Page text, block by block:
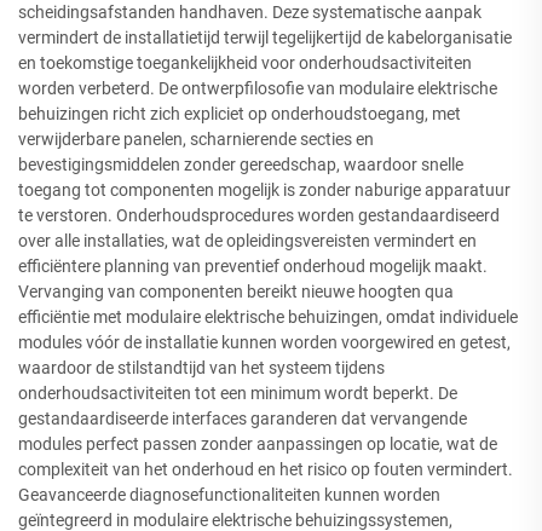
scheidingsafstanden handhaven. Deze systematische aanpak
vermindert de installatietijd terwijl tegelijkertijd de kabelorganisatie
en toekomstige toegankelijkheid voor onderhoudsactiviteiten
worden verbeterd. De ontwerpfilosofie van modulaire elektrische
behuizingen richt zich expliciet op onderhoudstoegang, met
verwijderbare panelen, scharnierende secties en
bevestigingsmiddelen zonder gereedschap, waardoor snelle
toegang tot componenten mogelijk is zonder naburige apparatuur
te verstoren. Onderhoudsprocedures worden gestandaardiseerd
over alle installaties, wat de opleidingsvereisten vermindert en
efficiëntere planning van preventief onderhoud mogelijk maakt.
Vervanging van componenten bereikt nieuwe hoogten qua
efficiëntie met modulaire elektrische behuizingen, omdat individuele
modules vóór de installatie kunnen worden voorgewired en getest,
waardoor de stilstandtijd van het systeem tijdens
onderhoudsactiviteiten tot een minimum wordt beperkt. De
gestandaardiseerde interfaces garanderen dat vervangende
modules perfect passen zonder aanpassingen op locatie, wat de
complexiteit van het onderhoud en het risico op fouten vermindert.
Geavanceerde diagnosefunctionaliteiten kunnen worden
geïntegreerd in modulaire elektrische behuizingssystemen,